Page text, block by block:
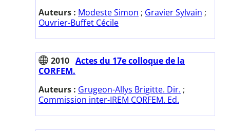
Auteurs : Modeste Simon ; Gravier Sylvain ;
Ouvrier-Buffet Cécile
2010 Actes du 17e colloque de la
CORFEM.
Auteurs : Grugeon-Allys Brigitte. Dir. ;
Commission inter-IREM CORFEM. Ed.